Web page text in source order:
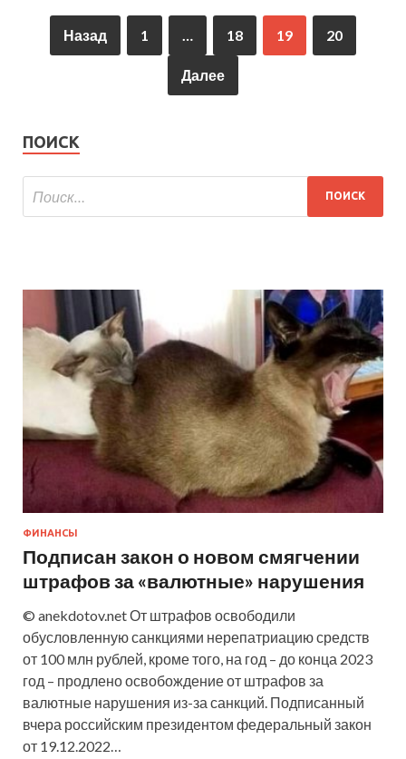
Назад 1 18 19 20
Далее
ПОИСК
ФИНАНСЫ
Подписан закон о новом смягчении
штрафов за «валютные» нарушения
© anekdotov.net От штрафов освободили
обусловленную санкциями нерепатриацию средств
от 100 млн рублей, кроме того, на год – до конца 2023
год – продлено освобождение от штрафов за
валютные нарушения из-за санкций. Подписанный
вчера российским президентом федеральный закон
от 19.12.2022…